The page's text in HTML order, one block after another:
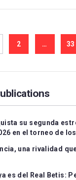
2 … 33
su segunda
en el torneo de
una rivalidad
es del Real Betis: